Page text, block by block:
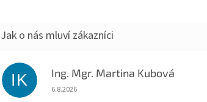
IK Ing. Mgr. Martina Kubová
Hodnocení obchodu je 5 z 5 hvězdiček.
6.8.2026